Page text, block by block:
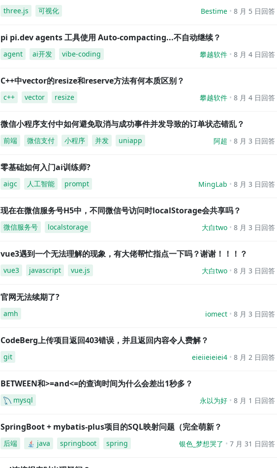
three.js 可视化 Bestime 8 月 5 日回答
pi pi.dev agents 工具使用 Auto-compacting...不自动继续？
agent ai开发 vibe-coding 攀越软件 8 月 4 日回答
C++中vector的resize和reserve方法有何本质区别？
c++ vector resize 攀越软件 8 月 4 日回答
微信小程序支付中如何避免取消与成功事件并发导致的订单状态错乱？
前端 微信支付 小程序 并发 uniapp 阿超 8 月 3 日回答
零基础如何入门ai训练师?
aigc 人工智能 prompt MingLab 8 月 3 日回答
现在在微信服务号H5中，不同微信号访问时localStorage会共享吗？
微信服务号 localstorage 大白two 8 月 3 日回答
vue3遇到一个无法理解的现象，有大佬帮忙指点一下吗？谢谢！！！？
vue3 javascript vue.js 大白two 8 月 3 日回答
官网无法续期了?
amh iomect 8 月 3 日回答
CodeBerg上传项目返回403错误，并且返回内容令人费解？
git eieiieieiei4 8 月 2 日回答
BETWEEN和>=and<=的查询时间为什么会差出1秒多？
mysql 永以为好 8 月 1 日回答
SpringBoot + mybatis-plus项目的SQL映射问题（完全萌新？
后端 java springboot spring 银色_梦想哭了 7 月 31 日回答